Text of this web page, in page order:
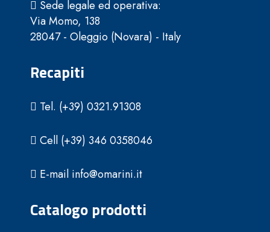
Sede legale ed operativa:
Via Momo, 138
28047 - Oleggio (Novara) - Italy
Recapiti
Tel. (+39) 0321.91308
Cell (+39) 346 0358046
E-mail info@omarini.it
Catalogo prodotti